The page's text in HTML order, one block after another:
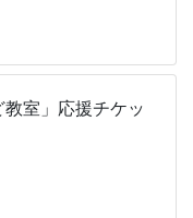
つ科学コミュニケ
ない科学的な動物
ファイル」（実業
開催やTV出演監修
室」応援チケッ